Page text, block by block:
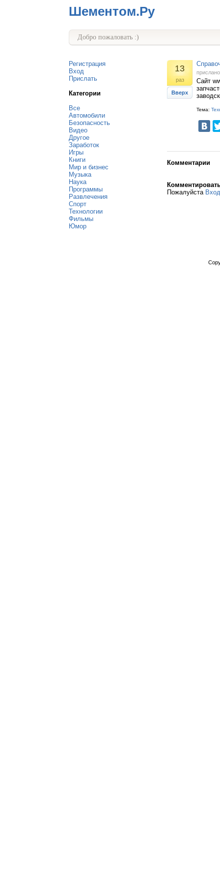
Шементом.Ру
Добро пожаловать :)
Регистрация
Вход
Прислать
Категории
Все
Автомобили
Безопасность
Видео
Другое
Заработок
Игры
Книги
Мир и бизнес
Музыка
Наука
Программы
Развлечения
Спорт
Технологии
Фильмы
Юмор
13
раз
Вверх
Сайт
Тема:
Комментарии
Пожалуйста Вход